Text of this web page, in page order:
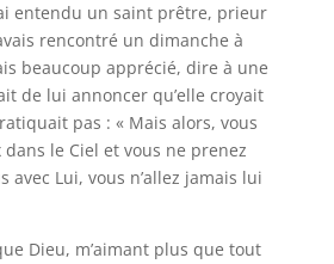
entendu un saint prêtre, prieur
rencontré un dimanche à
beaucoup apprécié, dire à une
de lui annoncer qu’elle croyait
pas : « Mais alors, vous
le Ciel et vous ne prenez
avec Lui, vous n’allez jamais lui
Dieu, m’aimant plus que tout